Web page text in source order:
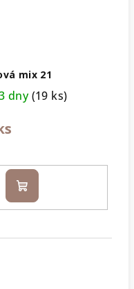
mix 21
dny(19 ks)
Do
košíku